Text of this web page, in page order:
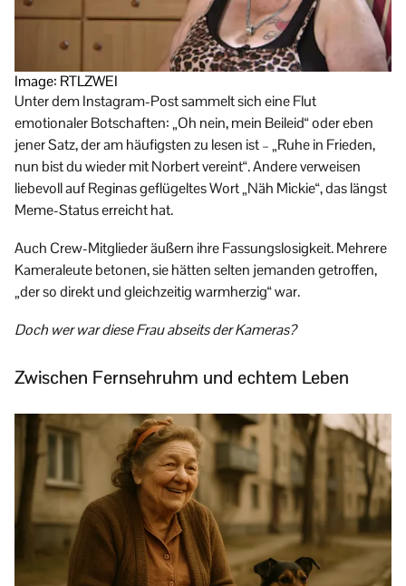
Image: RTLZWEI
Unter dem Instagram-Post sammelt sich eine Flut
emotionaler Botschaften: „Oh nein, mein Beileid“ oder eben
jener Satz, der am häufigsten zu lesen ist – „Ruhe in Frieden,
nun bist du wieder mit Norbert vereint“. Andere verweisen
liebevoll auf Reginas geflügeltes Wort „Näh Mickie“, das längst
Meme-Status erreicht hat.
Auch Crew-Mitglieder äußern ihre Fassungslosigkeit. Mehrere
Kameraleute betonen, sie hätten selten jemanden getroffen,
„der so direkt und gleichzeitig warmherzig“ war.
Doch wer war diese Frau abseits der Kameras?
Zwischen Fernsehruhm und echtem Leben